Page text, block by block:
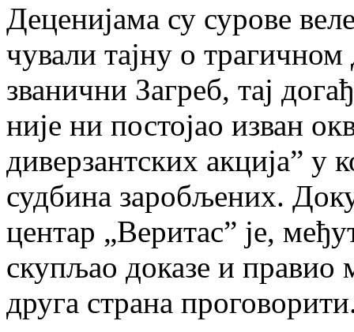
Деценијама су сурове
чували тајну о
званични Загреб, тај
није ни постојао изван
диверзантских акција” у
судбина заробљених.
центар „Веритас” је,
скупљао доказе и правио
друга страна